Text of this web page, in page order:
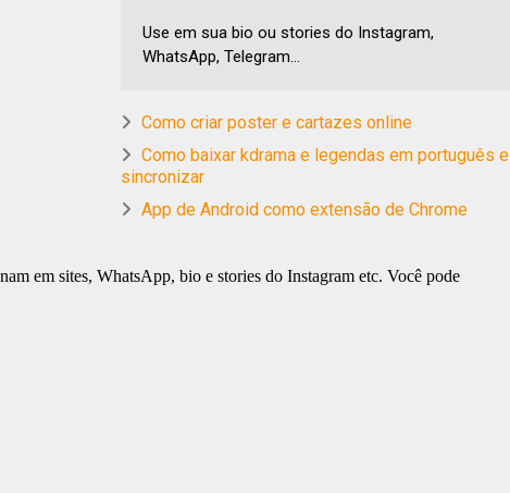
Use em sua bio ou stories do Instagram,
WhatsApp, Telegram...
Como criar poster e cartazes online
Como baixar kdrama e legendas em português e
sincronizar
App de Android como extensão de Chrome
em sites, WhatsApp, bio e stories do Instagram etc. Você pode